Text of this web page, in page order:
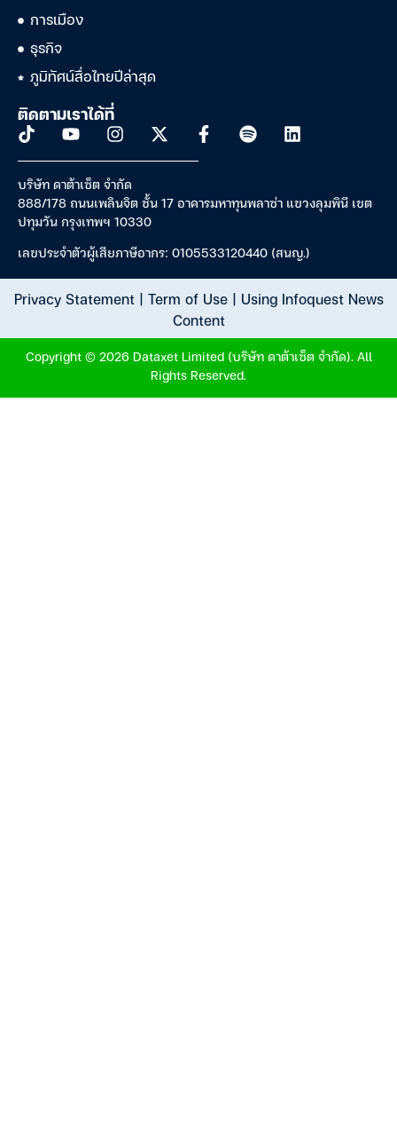
การเมือง
ธุรกิจ
ภูมิทัศน์สื่อไทยปีล่าสุด
ติดตามเราได้ที่
บริษัท ดาต้าเซ็ต จำกัด
888/178 ถนนเพลินจิต ชั้น 17 อาคารมหาทุนพลาซ่า แขวงลุมพินี เขต
ปทุมวัน กรุงเทพฯ 10330
เลขประจำตัวผู้เสียภาษีอากร: 0105533120440 (สนญ.)
Privacy Statement| Term of Use| Using Infoquest News
Content
Copyright © 2026 Dataxet Limited (บริษัท ดาต้าเซ็ต จำกัด). All
Rights Reserved.